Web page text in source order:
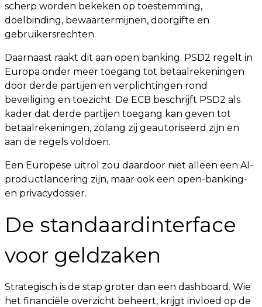
scherp worden bekeken op toestemming,
doelbinding, bewaartermijnen, doorgifte en
gebruikersrechten.
Daarnaast raakt dit aan open banking. PSD2 regelt in
Europa onder meer toegang tot betaalrekeningen
door derde partijen en verplichtingen rond
beveiliging en toezicht. De ECB beschrijft PSD2 als
kader dat derde partijen toegang kan geven tot
betaalrekeningen, zolang zij geautoriseerd zijn en
aan de regels voldoen.
Een Europese uitrol zou daardoor niet alleen een AI-
productlancering zijn, maar ook een open-banking-
en privacydossier.
De standaardinterface
voor geldzaken
Strategisch is de stap groter dan een dashboard. Wie
het financiële overzicht beheert, krijgt invloed op de